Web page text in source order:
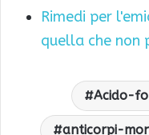
Rimedi per
quella che non
Acido-
anticorpi-